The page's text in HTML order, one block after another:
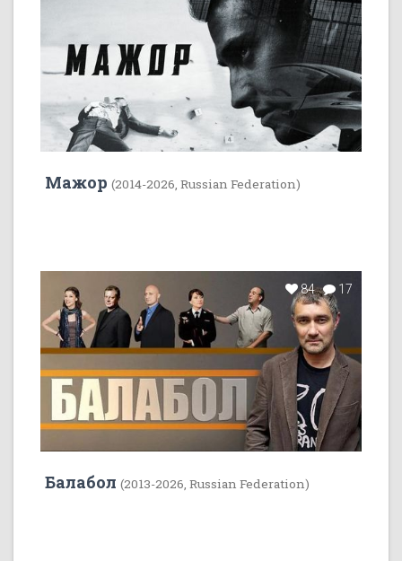
Мажор (2014-2026, Russian Federation)
84 17
Балабол (2013-2026, Russian Federation)